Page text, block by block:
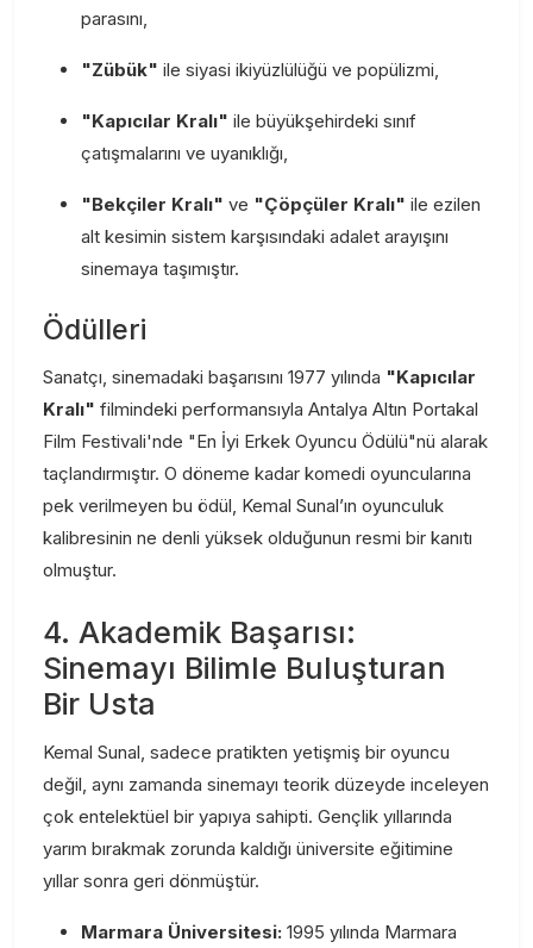
parasını,
"Zübük" ile siyasi ikiyüzlülüğü ve popülizmi,
"Kapıcılar Kralı" ile büyükşehirdeki sınıf
çatışmalarını ve uyanıklığı,
"Bekçiler Kralı" ve "Çöpçüler Kralı" ile ezilen
alt kesimin sistem karşısındaki adalet arayışını
sinemaya taşımıştır.
Ödülleri
Sanatçı, sinemadaki başarısını 1977 yılında "Kapıcılar
Kralı" filmindeki performansıyla Antalya Altın Portakal
Film Festivali'nde "En İyi Erkek Oyuncu Ödülü"nü alarak
taçlandırmıştır. O döneme kadar komedi oyuncularına
pek verilmeyen bu ödül, Kemal Sunal’ın oyunculuk
kalibresinin ne denli yüksek olduğunun resmi bir kanıtı
olmuştur.
4. Akademik Başarısı:
Sinemayı Bilimle Buluşturan
Bir Usta
Kemal Sunal, sadece pratikten yetişmiş bir oyuncu
değil, aynı zamanda sinemayı teorik düzeyde inceleyen
çok entelektüel bir yapıya sahipti. Gençlik yıllarında
yarım bırakmak zorunda kaldığı üniversite eğitimine
yıllar sonra geri dönmüştür.
Marmara Üniversitesi: 1995 yılında Marmara